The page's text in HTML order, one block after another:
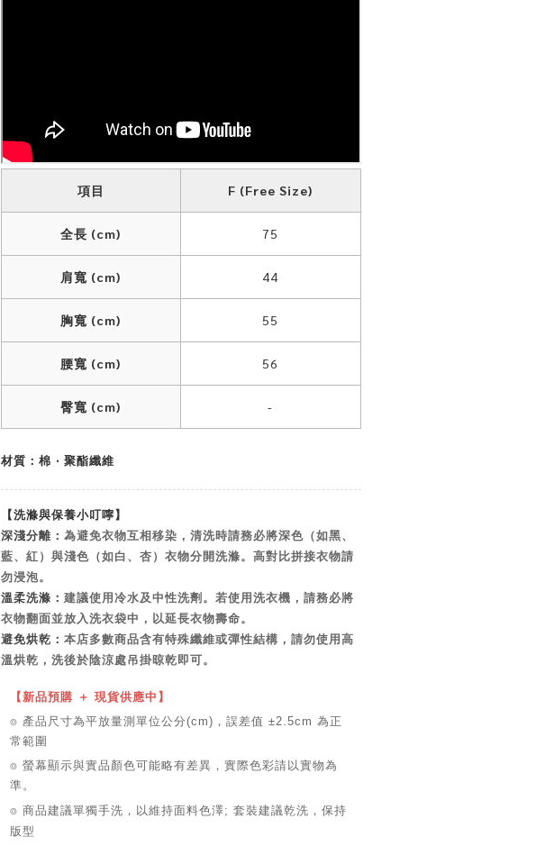
項目 F (Free Size)
全長 (cm) 75
肩寬 (cm) 44
胸寬 (cm) 55
腰寬 (cm) 56
臀寬 (cm) -
材質：棉 ‧ 聚酯纖維
【洗滌與保養小叮嚀】
深淺分離： 為避免衣物互相移染，清洗時請務必將深色（如黑、
藍、紅）與淺色（如白、杏）衣物分開洗滌。高對比拼接衣物請
勿浸泡。
溫柔洗滌： 建議使用冷水及中性洗劑。若使用洗衣機，請務必將
衣物翻面並放入洗衣袋中，以延長衣物壽命。
避免烘乾： 本店多數商品含有特殊纖維或彈性結構，請勿使用高
溫烘乾，洗後於陰涼處吊掛晾乾即可。
【新品預購 ＋ 現貨供應中】
⌾ 產品尺寸為平放量測單位公分(cm)，誤差值 ±2.5cm 為正
常範圍
⌾ 螢幕顯示與實品顏色可能略有差異，實際色彩請以實物為
準。
⌾ 商品建議單獨手洗，以維持面料色澤; 套裝建議乾洗，保持
版型